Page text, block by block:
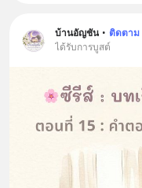
บ้านอัญชัน • ติดตาม
ได้รับการบูสต์